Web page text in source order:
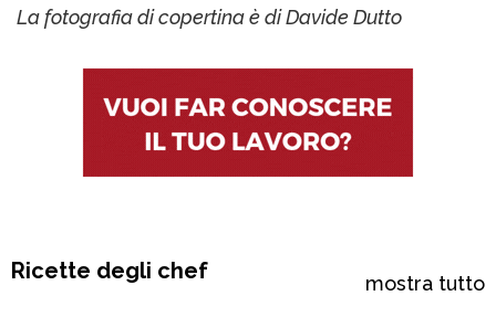
La fotografia di copertina è di Davide Dutto
Ricette degli chef mostra tutto